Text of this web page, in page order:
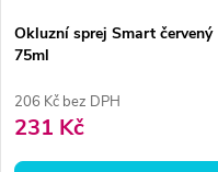
Okluzní sprej Smart červený
75ml
206 Kč bez DPH
231 Kč